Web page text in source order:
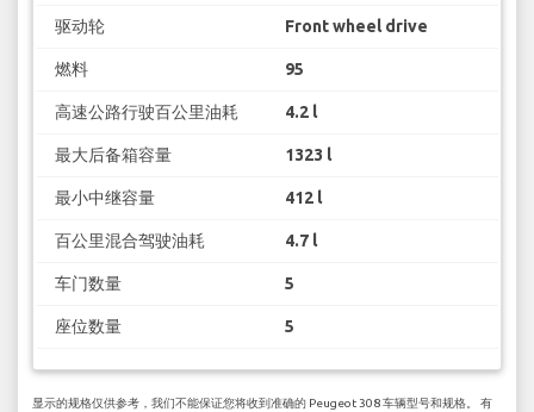
驱动轮 Front wheel drive
燃料 95
高速公路行驶百公里油耗 4.2 l
最大后备箱容量 1323 l
最小中继容量 412 l
百公里混合驾驶油耗 4.7 l
车门数量 5
座位数量 5
显示的规格仅供参考，我们不能保证您将收到准确的 Peugeot 308 车辆型号和规格。 有